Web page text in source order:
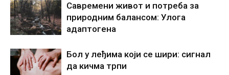
Савремени живот и потреба за
природним балансом: Улога
адаптогена
Бол у леђима који се шири: сигнал
да кичма трпи